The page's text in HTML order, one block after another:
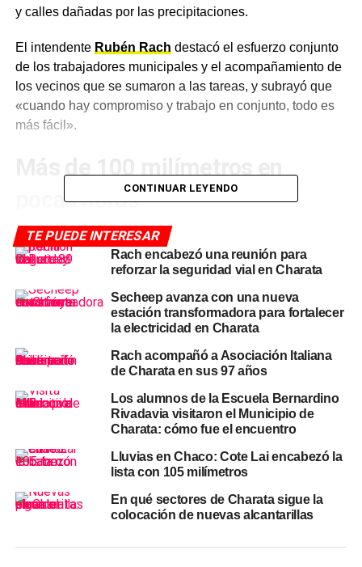
y calles dañadas por las precipitaciones.
El intendente Rubén Rach destacó el esfuerzo conjunto
de los trabajadores municipales y el acompañamiento de
los vecinos que se sumaron a las tareas, y subrayó que
«cuando hay compromiso y trabajo en conjunto, todo es
más fácil».
Más de 100 milímetros en
pocas horas
El episodio de lluvias que afectó al Chaco entre el martes
y el miércoles tuvo impacto directo en Charata.La ciudad
registró 105 milímetros acumulados , con un árbol caído
como uno de los daños materiales más visibles, según el
relevamiento provincial. El temporal se extendió por gran
parte del territorio chaqueño, con registros que superaron
los 180 milímetros en algunas localidades del sudoeste y
centro de la provincia.
La intensidad de las precipitaciones en un período corto
sobrepasó la capacidad de absorción del suelo urbano,
en el tránsito por sectores bajos de la ciudad. Los
episodios anteriores de la semana, enfrentaron una
demanda superior a la habitual.
CONTINUAR LEYENDO
TE PUEDE INTERESAR
Rach encabezó una reunión para
reforzar la seguridad vial en Charata
Secheep avanza con una nueva
estación transformadora para fortalecer
la electricidad en Charata
Rach acompañó a Asociación Italiana
de Charata en sus 97 años
Los alumnos de la Escuela Bernardino
Rivadavia visitaron el Municipio de
Charata: cómo fue el encuentro
Lluvias en Chaco: Cote Lai encabezó la
lista con 105 milímetros
En qué sectores de Charata sigue la
colocación de nuevas alcantarillas